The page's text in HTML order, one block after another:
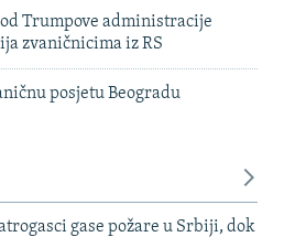
Trumpove administracije
zvaničnicima iz RS
posjetu Beogradu
gase požare u Srbiji, dok